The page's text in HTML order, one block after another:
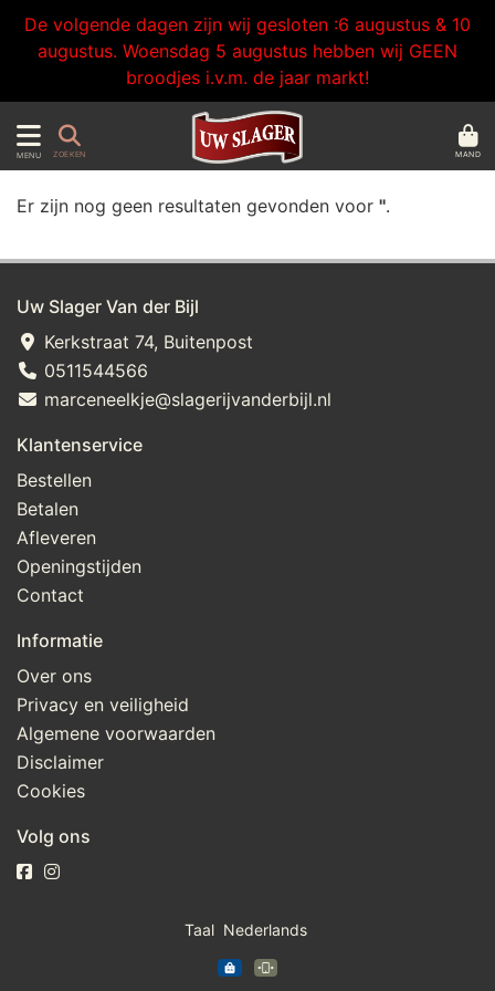
De volgende dagen zijn wij gesloten :6 augustus & 10
augustus. Woensdag 5 augustus hebben wij GEEN
broodjes i.v.m. de jaar markt!
MENU ZOEKEN MAND
Er zijn nog geen resultaten gevonden voor ''.
Uw Slager Van der Bijl
Kerkstraat 74, Buitenpost
0511544566
marceneelkje@slagerijvanderbijl.nl
Klantenservice
Bestellen
Betalen
Afleveren
Openingstijden
Contact
Informatie
Over ons
Privacy en veiligheid
Algemene voorwaarden
Disclaimer
Cookies
Volg ons
Taal